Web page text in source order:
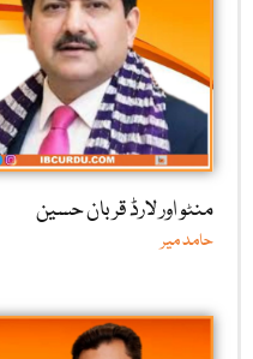
منٹو اور لارڈ قربان حسین
حامد میر